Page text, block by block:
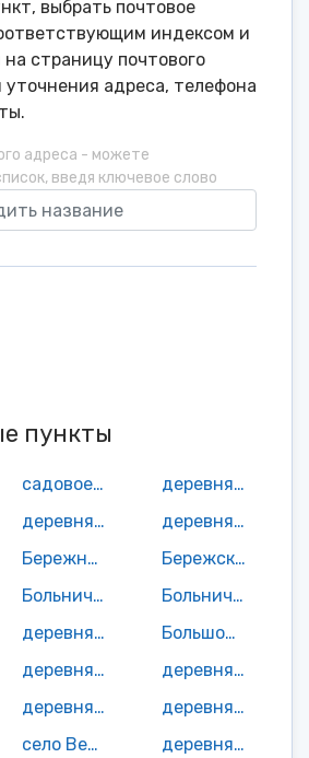
выбрать почтовое
индексом и
страницу почтового
адреса, телефона
адреса - можете
введя ключевое слово
пункты
садовое неком-е товарищество Автомобилист СОТ (Шуньга)
деревня Ажепнаволок
деревня Батова
деревня Белохино
Бережная деревня
Бережская деревня
Больничный поселок
Больничный поселок
деревня Большая Сельга
Большой Клеменецкий остров
деревня Бор-Пуданцев
деревня Боярщина
деревня Васильево
деревня Вегоруксы
село Великая Губа
деревня Великая Нива